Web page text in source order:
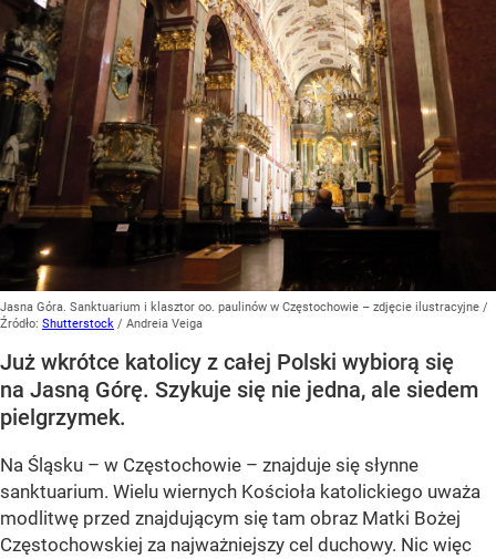
Jasna Góra. Sanktuarium i klasztor oo. paulinów w Częstochowie – zdjęcie ilustracyjne /
Źródło: Shutterstock / Andreia Veiga
Już wkrótce katolicy z całej Polski wybiorą się
na Jasną Górę. Szykuje się nie jedna, ale siedem
pielgrzymek.
Na Śląsku – w Częstochowie – znajduje się słynne
sanktuarium. Wielu wiernych Kościoła katolickiego uważa
modlitwę przed znajdującym się tam obraz Matki Bożej
Częstochowskiej za najważniejszy cel duchowy. Nic więc